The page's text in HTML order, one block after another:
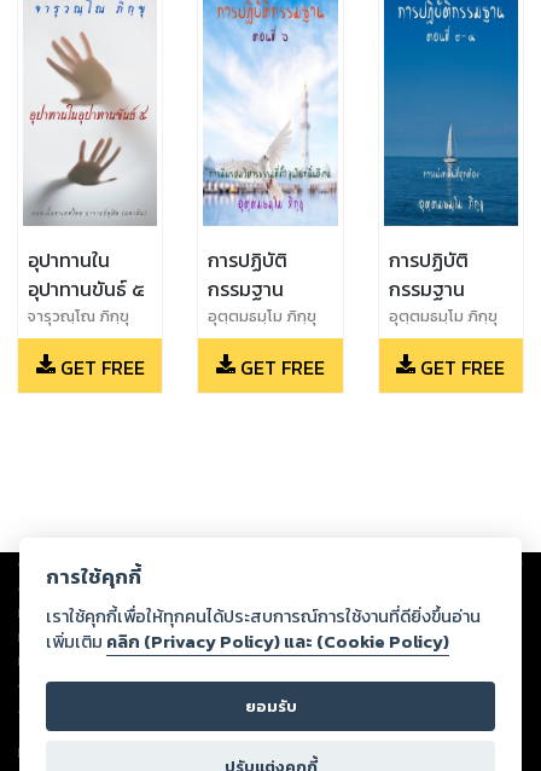
อุปาทานใน
อุปาทานขันธ์ ๕
จารุวณฺโณ ภิกฺขุ
GET FREE
การปฏิบัติ
กรรมฐาน
อุตฺตมธมฺโม ภิกฺขุ
GET FREE
การปฏิบัติ
กรรมฐาน
อุตฺตมธมฺโม ภิกฺขุ
GET FREE
Copyright © 2026
ต่อผลงานหรือเนื้อหาใดที่อัปโหลดผ่านเว็บไซต์และปรากฏว่าละเมิดสิทธิใน
ทรัพย์สินทางปัญญาของบุคคลอื่นหรือขัดต่อกฎหมายและศีลธรรม ดังนั้น ผู้อ่าน
ทุกท่านโปรดใช้วิจารณญาณในการกลั่นกรองด้วยตนเอง และหากท่านพบว่าส่วน
หนึ่งส่วนใดขัดต่อกฎหมายและศีลธรรม กรุณาแจ้งมายังบริษัท เพื่อทีมงานจะได้
ดำเนินการในทันที ทั้งนี้ ทางสตอรี่ล็อกขอสงวนลิขสิทธิ์ตามพระราชบัญญัติ
ลิขสิทธิ์ พ.ศ. 2537 (ฉบับล่าสุด)
For support: member@ookbee.com
การใช้คุกกี้
เราใช้คุกกี้เพื่อให้ทุกคนได้ประสบการณ์การใช้งานที่ดียิ่งขึ้นอ่าน
เพิ่มเติม คลิก (Privacy Policy) และ (Cookie Policy)
ยอมรับ
ปรับแต่งคุกกี้